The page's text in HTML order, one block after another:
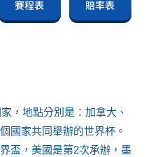
賽程表 賠率表
，地點分別是：加拿大、
國家共同舉辦的世界杯。
盃，美國是第2次承辦，墨